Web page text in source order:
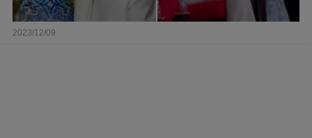
2023/12/09